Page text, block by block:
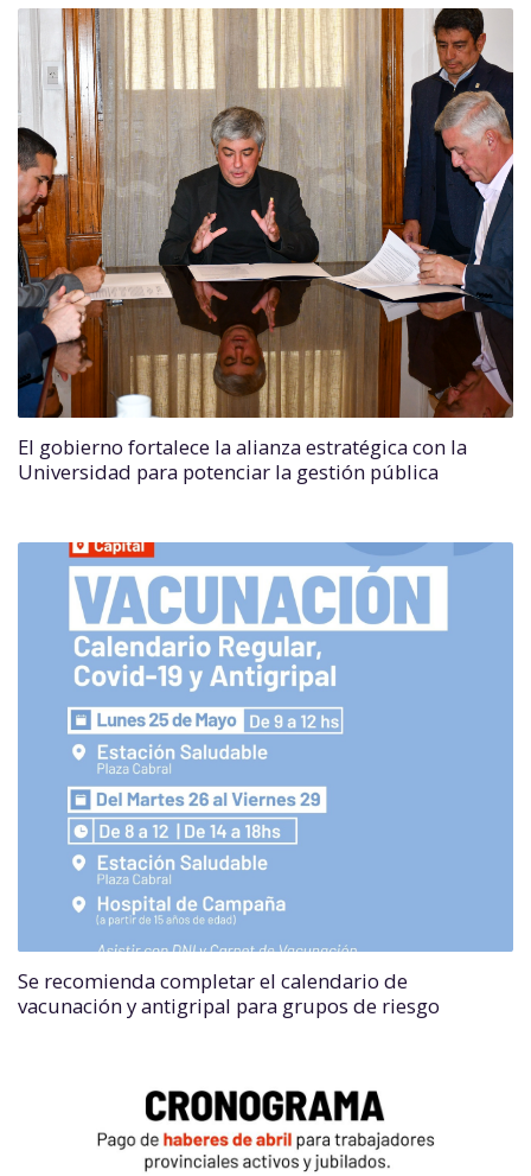
El gobierno fortalece la alianza estratégica con la
Universidad para potenciar la gestión pública
Se recomienda completar el calendario de
vacunación y antigripal para grupos de riesgo